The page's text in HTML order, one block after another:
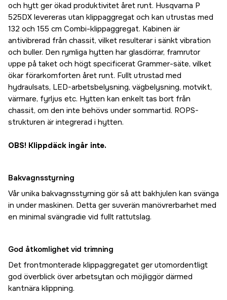
och hytt ger ökad produktivitet året runt. Husqvarna P
525DX levereras utan klippaggregat och kan utrustas med
132 och 155 cm Combi-klippaggregat. Kabinen är
antivibrerad från chassit, vilket resulterar i sänkt vibration
och buller. Den rymliga hytten har glasdörrar, framrutor
uppe på taket och högt specificerat Grammer-säte, vilket
ökar förarkomforten året runt. Fullt utrustad med
hydraulsats, LED-arbetsbelysning, vägbelysning, motvikt,
värmare, fyrljus etc. Hytten kan enkelt tas bort från
chassit, om den inte behövs under sommartid. ROPS-
strukturen är integrerad i hytten.
OBS! Klippdäck ingår inte.
Bakvagnsstyrning
Vår unika bakvagnsstyrning gör så att bakhjulen kan svänga
in under maskinen. Detta ger suverän manövrerbarhet med
en minimal svängradie vid fullt rattutslag.
God åtkomlighet vid trimning
Det frontmonterade klippaggregatet ger utomordentligt
god överblick över arbetsytan och möjliggör därmed
kantnära klippning.